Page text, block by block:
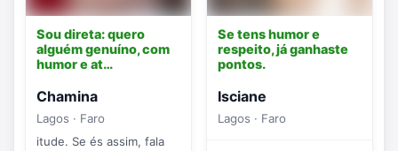
Sou direta: quero
alguém genuíno, com
humor e at…
Chamina
Lagos · Faro
itude. Se és assim, fala
Se tens humor e
respeito, já ganhaste
pontos.
Isciane
Lagos · Faro